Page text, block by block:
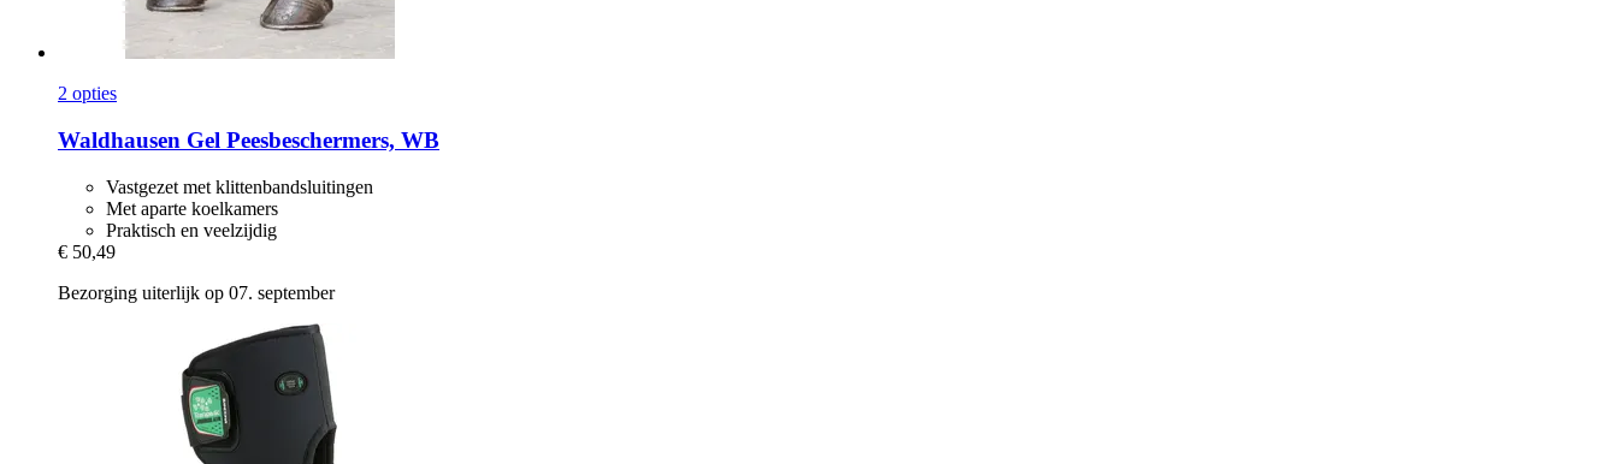
2 opties
Waldhausen Gel Peesbeschermers, WB
Vastgezet met klittenbandsluitingen
Met aparte koelkamers
Praktisch en veelzijdig
€ 50,49
Bezorging uiterlijk op 07. september